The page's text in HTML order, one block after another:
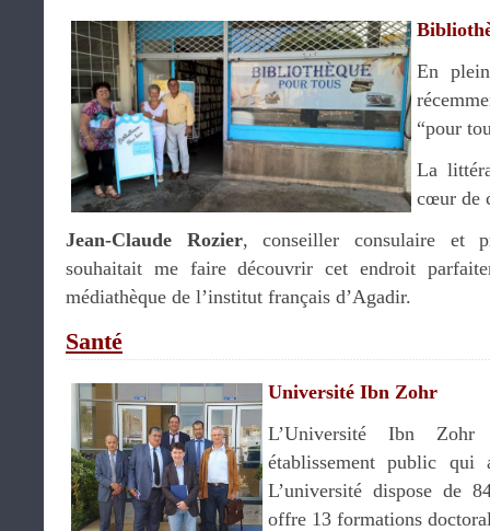
En
“pour
La
cœur de
Jean-Claude Rozier, conseiller consulaire et
souhaitait me faire découvrir cet endroit
médiathèque de l’institut français d’Agadir.
Santé
Université Ibn Zohr
L’Université Ibn
établissement public qui
L’université dispose de
offre 13 formations